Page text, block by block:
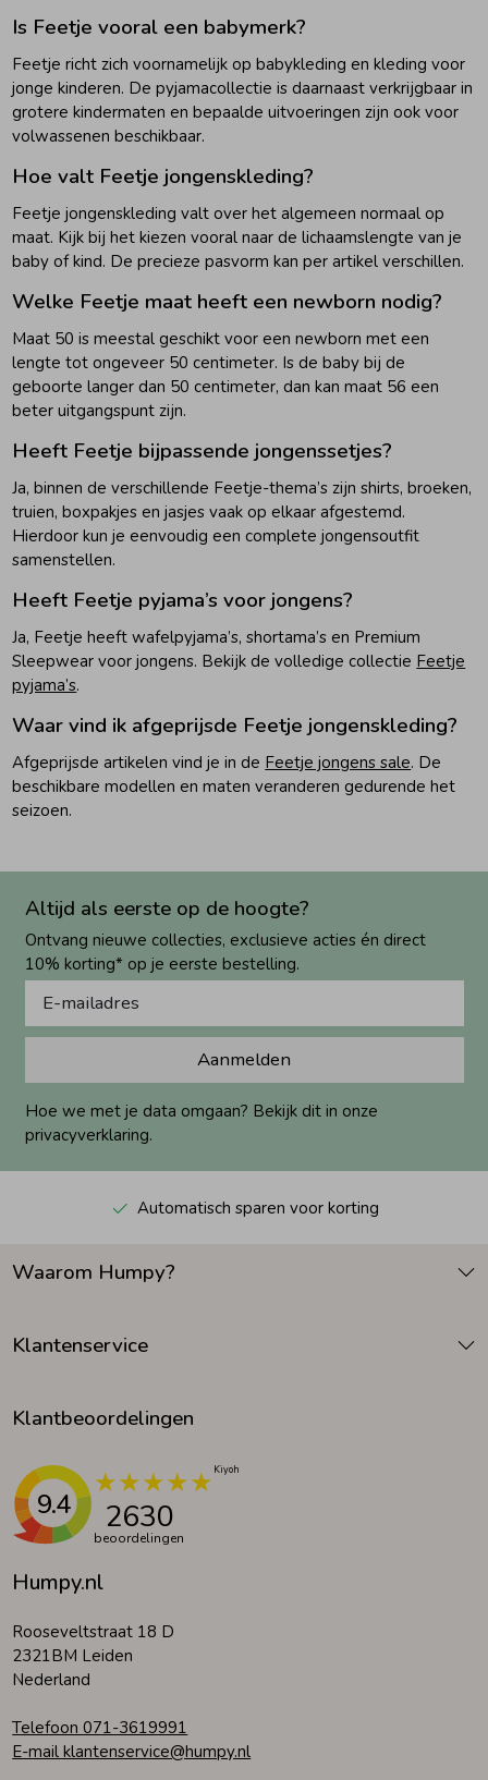
Is Feetje vooral een babymerk?
Feetje richt zich voornamelijk op babykleding en kleding voor
jonge kinderen. De pyjamacollectie is daarnaast verkrijgbaar in
grotere kindermaten en bepaalde uitvoeringen zijn ook voor
volwassenen beschikbaar.
Hoe valt Feetje jongenskleding?
Feetje jongenskleding valt over het algemeen normaal op
maat. Kijk bij het kiezen vooral naar de lichaamslengte van je
baby of kind. De precieze pasvorm kan per artikel verschillen.
Welke Feetje maat heeft een newborn nodig?
Maat 50 is meestal geschikt voor een newborn met een
lengte tot ongeveer 50 centimeter. Is de baby bij de
geboorte langer dan 50 centimeter, dan kan maat 56 een
beter uitgangspunt zijn.
Heeft Feetje bijpassende jongenssetjes?
Ja, binnen de verschillende Feetje-thema’s zijn shirts, broeken,
truien, boxpakjes en jasjes vaak op elkaar afgestemd.
Hierdoor kun je eenvoudig een complete jongensoutfit
samenstellen.
Heeft Feetje pyjama’s voor jongens?
Ja, Feetje heeft wafelpyjama’s, shortama’s en Premium
Sleepwear voor jongens. Bekijk de volledige collectie Feetje
pyjama’s.
Waar vind ik afgeprijsde Feetje jongenskleding?
Afgeprijsde artikelen vind je in de Feetje jongens sale. De
beschikbare modellen en maten veranderen gedurende het
seizoen.
Altijd als eerste op de hoogte?
Ontvang nieuwe collecties, exclusieve acties én direct
10% korting* op je eerste bestelling.
Aanmelden
Hoe we met je data omgaan? Bekijk dit in onze
privacyverklaring.
Automatisch sparen voor korting
Humpy.nl
Rooseveltstraat 18 D
2321BM Leiden
Nederland
Telefoon 071-3619991
E-mail klantenservice@humpy.nl
Waarom Humpy?
Klantenservice
Klantbeoordelingen
9.4 2630
beoordelingen